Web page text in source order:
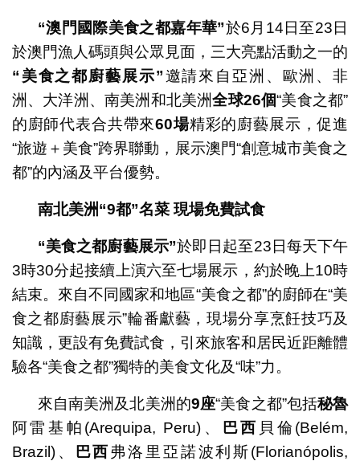
“澳門國際美食之都嘉年華”於6月14日至23日
於澳門漁人碼頭與公眾見面，三大亮點活動之一的
“ 美食之都廚藝展示”邀請來自亞洲、歐洲、非
洲、大洋洲、南美洲和北美洲全球26個“美食之都”
的廚師代表合共帶來60場精彩的廚藝展示，促進
“旅遊＋美食”跨界聯動，展示澳門“創意城市美食之
都”的內涵及平台優勢。
南北美洲“9都”名菜 現場免費試食
“美食之都廚藝展示”於即日起至23日每天下午
3時30分起接續上演六至七場展示，約於晚上10時
結束。來自不同國家和地區“美食之都”的廚師在“美
食之都廚藝展示”輪番獻藝，現場分享烹飪技巧及
知識，更設有免費試食，引來旅客和居民近距離體
驗各“美食之都”獨特的美食文化及“味”力。
來自南美洲及北美洲的9座“美食之都”包括秘魯
阿雷基帕(Arequipa, Peru)、
巴西 貝倫(Belém,
Brazil)、
巴西弗洛里亞諾波利斯(Florianópolis,